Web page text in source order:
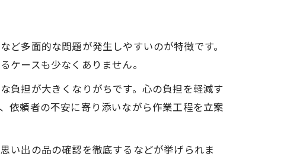
多面的な問題が発生しやすいのが特徴です。
ースも少なくありません。
負担が大きくなりがちです。心の負担を軽減す
依頼者の不安に寄り添いながら作業工程を立案
い出の品の確認を徹底するなどが挙げられま